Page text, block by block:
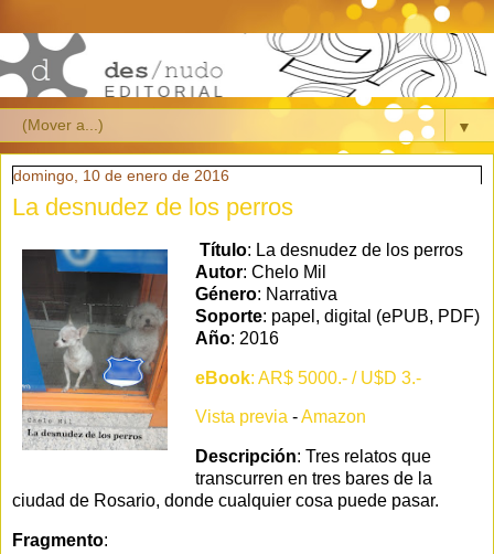
▼
domingo, 10 de enero de 2016
La desnudez de los perros
Título: La desnudez de los perros
Autor: Chelo Mil
Género: Narrativa
Soporte: papel, digital (ePUB, PDF)
Año: 2016
eBook: AR$ 5000.- / U$D 3.-
Vista previa -Amazon
Descripción: Tres relatos que
transcurren en tres bares de la
ciudad de Rosario, donde cualquier cosa puede pasar.
Fragmento: